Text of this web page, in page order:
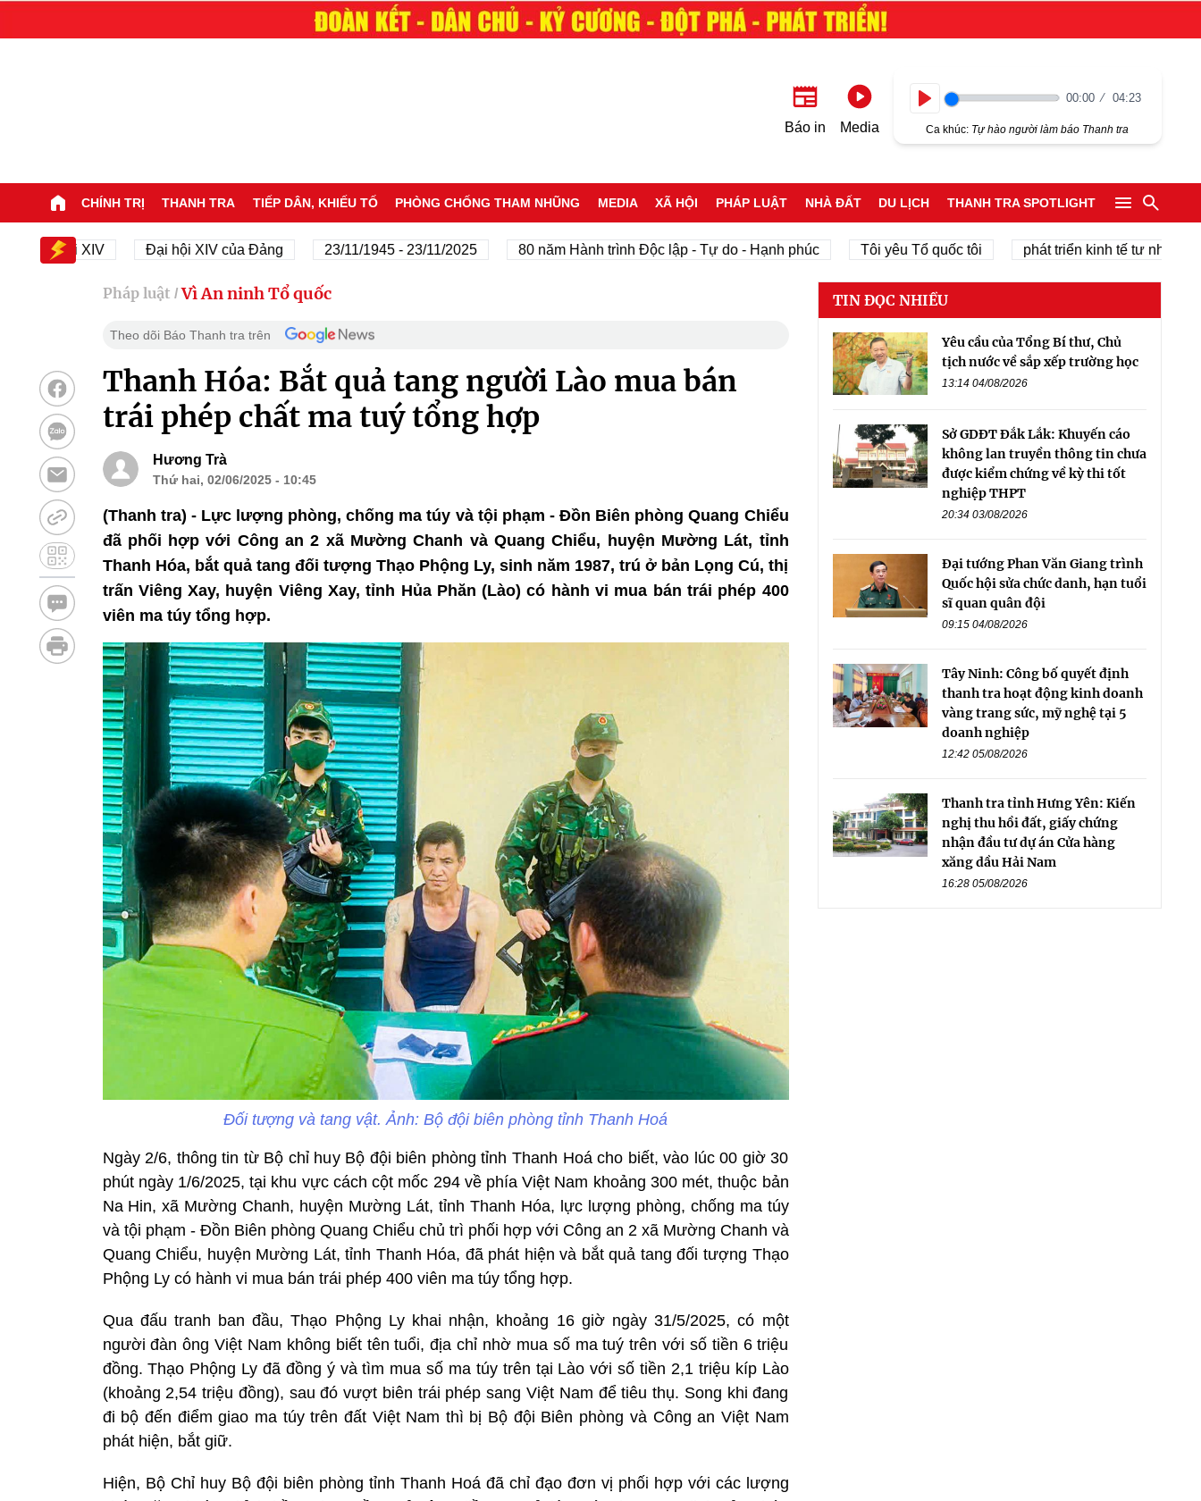
Báo in Media
00:00 04:23
Ca khúc: Tự hào người làm báo Thanh tra
CHÍNH TRỊ THANH TRA TIẾP DÂN, KHIẾU TỐ PHÒNG CHỐNG THAM NHŨNG MEDIA XÃ HỘI PHÁP LUẬT NHÀ ĐẤT DU LỊCH THANH TRA SPOTLIGHT
hội XIV Đại hội XIV của Đảng 23/11/1945 - 23/11/2025 80 năm Hành trình Độc lập - Tự do - Hạnh phúc Tôi yêu Tổ quốc tôi phát triển kinh tế tư nhân
Pháp luật / Vì An ninh Tổ quốc
Theo dõi Báo Thanh tra trên
Thanh Hóa: Bắt quả tang người Lào mua bán
trái phép chất ma tuý tổng hợp
Hương Trà
Thứ hai, 02/06/2025 - 10:45
(Thanh tra) - Lực lượng phòng, chống ma túy và tội phạm - Đồn Biên phòng Quang Chiểu
đã phối hợp với Công an 2 xã Mường Chanh và Quang Chiểu, huyện Mường Lát, tỉnh
Thanh Hóa, bắt quả tang đối tượng Thạo Phộng Ly, sinh năm 1987, trú ở bản Lọng Cú, thị
trấn Viêng Xay, huyện Viêng Xay, tỉnh Hủa Phăn (Lào) có hành vi mua bán trái phép 400
viên ma túy tổng hợp.
Đối tượng và tang vật. Ảnh: Bộ đội biên phòng tỉnh Thanh Hoá
Ngày 2/6, thông tin từ Bộ chỉ huy Bộ đội biên phòng tỉnh Thanh Hoá cho biết, vào lúc 00 giờ 30
phút ngày 1/6/2025, tại khu vực cách cột mốc 294 về phía Việt Nam khoảng 300 mét, thuộc bản
Na Hin, xã Mường Chanh, huyện Mường Lát, tỉnh Thanh Hóa, lực lượng phòng, chống ma túy
và tội phạm - Đồn Biên phòng Quang Chiểu chủ trì phối hợp với Công an 2 xã Mường Chanh và
Quang Chiểu, huyện Mường Lát, tỉnh Thanh Hóa, đã phát hiện và bắt quả tang đối tượng Thạo
Phộng Ly có hành vi mua bán trái phép 400 viên ma túy tổng hợp.
Qua đấu tranh ban đầu, Thạo Phộng Ly khai nhận, khoảng 16 giờ ngày 31/5/2025, có một
người đàn ông Việt Nam không biết tên tuổi, địa chỉ nhờ mua số ma tuý trên với số tiền 6 triệu
đồng. Thạo Phộng Ly đã đồng ý và tìm mua số ma túy trên tại Lào với số tiền 2,1 triệu kíp Lào
(khoảng 2,54 triệu đồng), sau đó vượt biên trái phép sang Việt Nam để tiêu thụ. Song khi đang
đi bộ đến điểm giao ma túy trên đất Việt Nam thì bị Bộ đội Biên phòng và Công an Việt Nam
phát hiện, bắt giữ.
Hiện, Bộ Chỉ huy Bộ đội biên phòng tỉnh Thanh Hoá đã chỉ đạo đơn vị phối hợp với các lượng
TIN ĐỌC NHIỀU
Yêu cầu của Tổng Bí thư, Chủ
tịch nước về sắp xếp trường học
13:14 04/08/2026
Sở GDĐT Đắk Lắk: Khuyến cáo
không lan truyền thông tin chưa
được kiểm chứng về kỳ thi tốt
nghiệp THPT
20:34 03/08/2026
Đại tướng Phan Văn Giang trình
Quốc hội sửa chức danh, hạn tuổi
sĩ quan quân đội
09:15 04/08/2026
Tây Ninh: Công bố quyết định
thanh tra hoạt động kinh doanh
vàng trang sức, mỹ nghệ tại 5
doanh nghiệp
12:42 05/08/2026
Thanh tra tỉnh Hưng Yên: Kiến
nghị thu hồi đất, giấy chứng
nhận đầu tư dự án Cửa hàng
xăng dầu Hải Nam
16:28 05/08/2026